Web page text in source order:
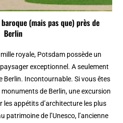
(mais pas que) près de
Berlin
royale, Potsdam possède un
exceptionnel. A seulement
Berlin. Incontournable. Si vous êtes
de Berlin, une excursion
appétits d’architecture les plus
patrimoine de l’Unesco, l’ancienne